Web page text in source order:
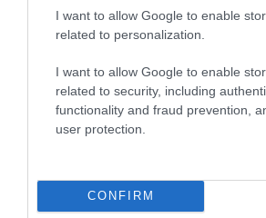
I want to allow Google to enable
related to personalization.
I want to allow Google to enable
related to security, including
functionality and fraud prevention,
user protection.
CONFIRM
με
της
Κοινοποιήστε:
X
LinkedIn